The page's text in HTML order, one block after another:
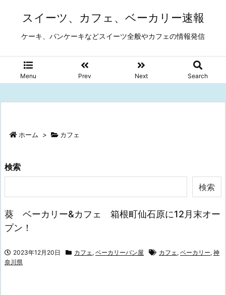
スイーツ、カフェ、ベーカリー速報
ケーキ、パンケーキなどスイーツ全般やカフェの情報発信
Menu Prev Next Search
ホーム > カフェ
検索
検索
葵 ベーカリー&カフェ 箱根町仙石原に12月末オー
プン！
2023年12月20日 カフェ, ベーカリーパン屋 カフェ, ベーカリー, 神
奈川県